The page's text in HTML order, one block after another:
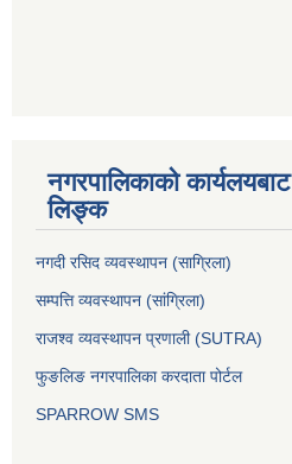
नगरपालिकाको
लिङ्क
नगदी रसिद व्यवस्थापन (साग्रिला)
सम्पत्ति व्यवस्थापन (सांग्रिला)
राजश्व व्यवस्थापन प्रणाली (SUTRA)
फुङलिङ नगरपालिका करदाता पोर्टल
SPARROW SMS